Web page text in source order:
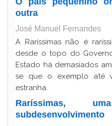
outra
José Manuel Fernandes
A Raríssimas não é
desde o topo do
Estado há demasiados
se que o exemplo até
estranha.
Raríssimas,
subdesenvolvimento